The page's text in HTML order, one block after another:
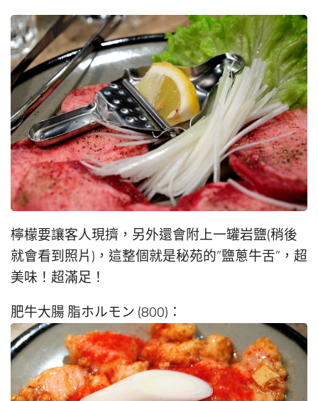
檸檬要讓客人現擠，另外還會附上一罐岩鹽(稍後
就會看到照片)，這整個就是秘苑的”鹽蔥牛舌”，超
美味！超滿足！
肥牛大腸 脂ホルモン (800)：